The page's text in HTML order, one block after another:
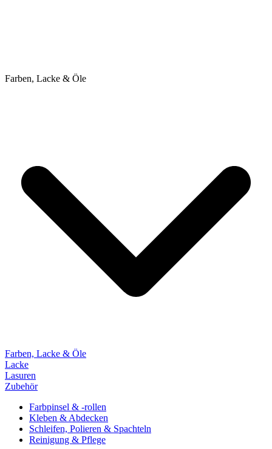
Farben, Lacke & Öle
Farben, Lacke & Öle
Lacke
Lasuren
Zubehör
Farbpinsel & -rollen
Kleben & Abdecken
Schleifen, Polieren & Spachteln
Reinigung & Pflege